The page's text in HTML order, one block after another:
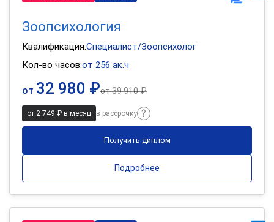
Зоопсихология
Квалификация:Специалист/Зоопсихолог
Кол-во часов:от 256 ак.ч
от 32 980 ₽от39 910 ₽
от 2 749 ₽ в месяц в рассрочку
Получить диплом
Подробнее